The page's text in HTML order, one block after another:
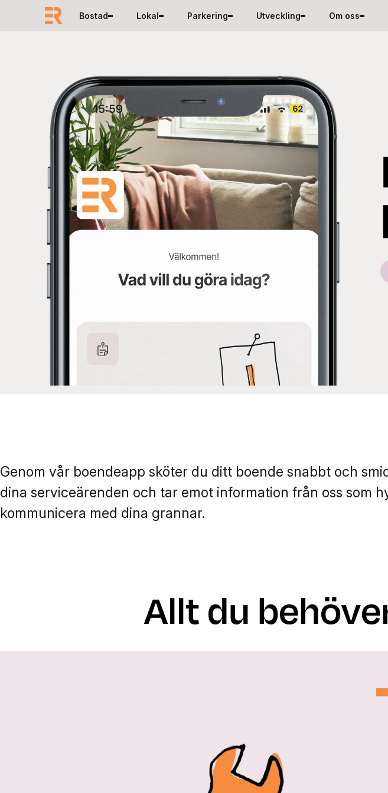
Hoppa till innehåll
Bostad Lokal Parkering Utveckling Om oss
Genom vår boendeapp sköter du ditt boende snabbt och
dina serviceärenden och tar emot information från oss som
kommunicera med dina grannar.
Allt du